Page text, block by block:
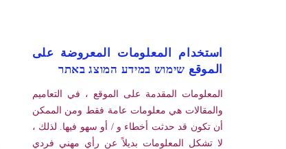
استخدام المعلومات المعروضة على
الموقع שימוש במידע המוצג באתר
المعلومات المقدمة على الموقع ، في التعاميم
والمقالات هي معلومات عامة فقط ومن الممكن
أن تكون قد حدثت أخطاء و / أو سهو فيها. لذلك ،
لا تشكل المعلومات بديلاً عن رأي مهني فردي